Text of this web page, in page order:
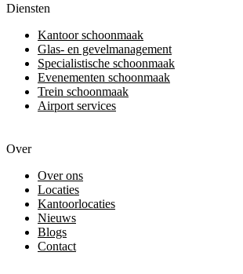
Diensten
Kantoor schoonmaak
Glas- en gevelmanagement
Specialistische schoonmaak
Evenementen schoonmaak
Trein schoonmaak
Airport services
Over
Over ons
Locaties
Kantoorlocaties
Nieuws
Blogs
Contact